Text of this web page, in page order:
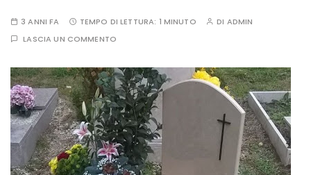
3 ANNI FA TEMPO DI LETTURA: 1 MINUTO DI ADMIN
LASCIA UN COMMENTO